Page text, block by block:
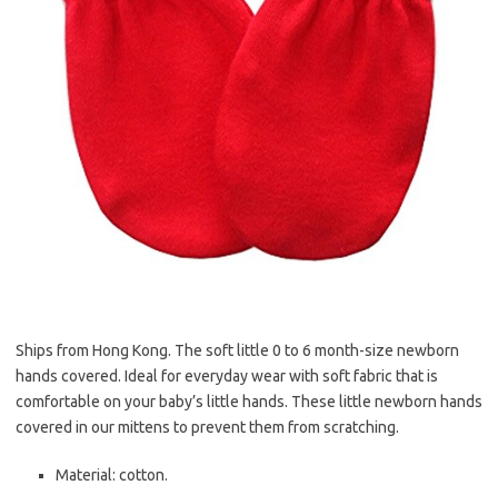
Ships from Hong Kong. The soft little 0 to 6 month-size newborn
hands covered. Ideal for everyday wear with soft fabric that is
comfortable on your baby’s little hands. These little newborn hands
covered in our mittens to prevent them from scratching.
Material: cotton.